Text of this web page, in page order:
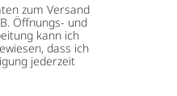
zum Versand
Öffnungs- und
kann ich
dass ich
jederzeit